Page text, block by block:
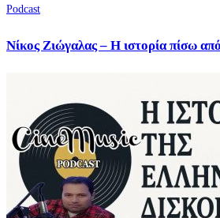
Podcast
Νίκος Ζιώγαλας – Η ιστορία πίσω